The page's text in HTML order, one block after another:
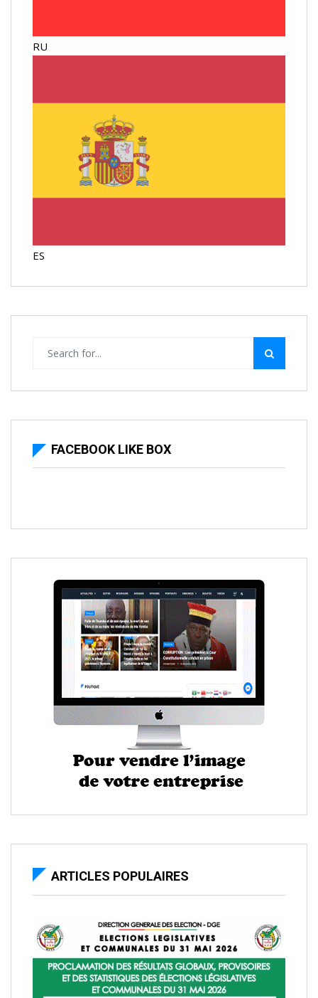
RU
ES
FACEBOOK LIKE BOX
ARTICLES POPULAIRES